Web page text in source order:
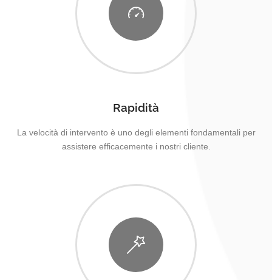
Rapidità
La velocità di intervento è uno degli elementi fondamentali per
assistere efficacemente i nostri cliente.